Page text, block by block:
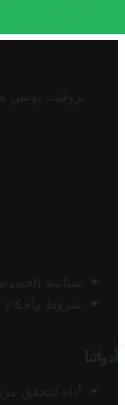
تروفيت تونس
سياسة
شروط وأحكام
أدواتنا
أداة التحقق